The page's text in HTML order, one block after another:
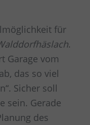
für
.
Garage vom
das so viel
Sicher soll
sein. Gerade
des